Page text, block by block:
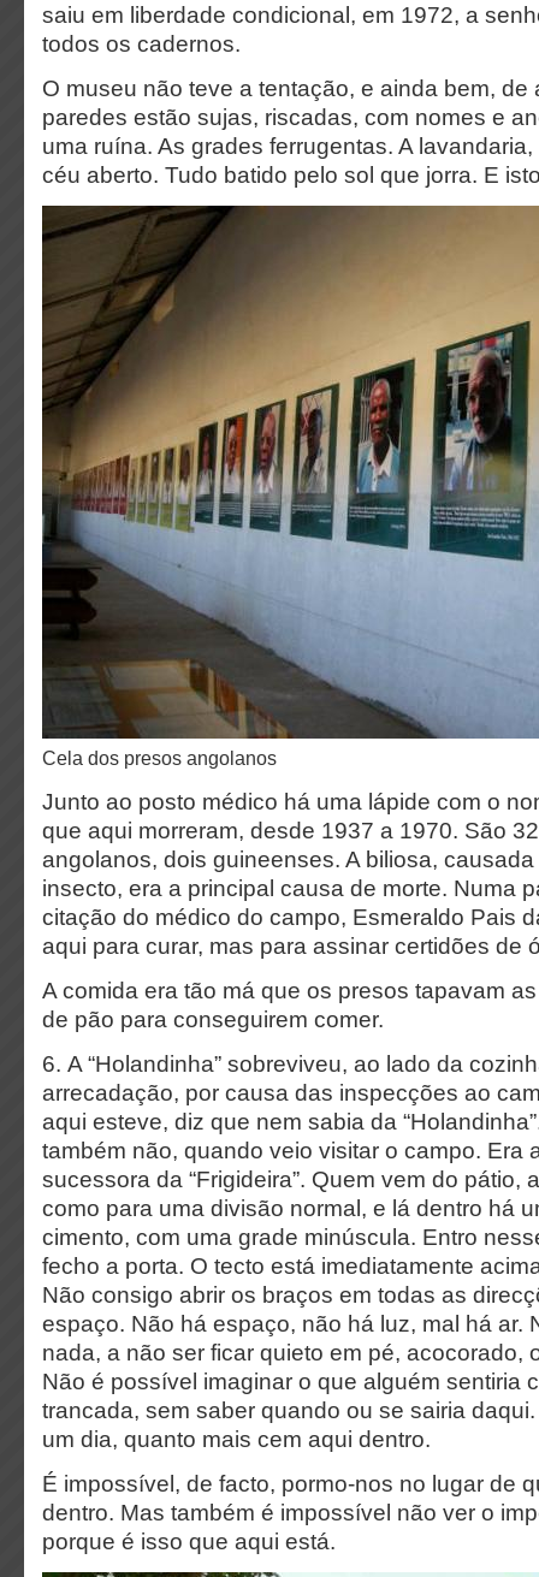
saiu em liberdade condicional, em 1972, a
todos os cadernos.
O museu não teve a tentação, e ainda bem, de
paredes estão sujas, riscadas, com nomes e
uma ruína. As grades ferrugentas. A
céu aberto. Tudo batido pelo sol que jorra. E
cela dos presos angolanos
Junto ao posto médico há uma lápide com o
que aqui morreram, desde 1937 a 1970. São
angolanos, dois guineenses. A biliosa,
insecto, era a principal causa de morte. Numa
citação do médico do campo, Esmeraldo Pais
aqui para curar, mas para assinar certidões de
A comida era tão má que os presos tapavam
de pão para conseguirem comer.
6. A “Holandinha” sobreviveu, ao lado da
arrecadação, por causa das inspecções ao
aqui esteve, diz que nem sabia da
também não, quando veio visitar o campo. Era
sucessora da “Frigideira”. Quem vem do pátio,
como para uma divisão normal, e lá dentro há
cimento, com uma grade minúscula. Entro
fecho a porta. O tecto está imediatamente
Não consigo abrir os braços em todas as
espaço. Não há espaço, não há luz, mal há ar.
nada, a não ser ficar quieto em pé, acocorado,
Não é possível imaginar o que alguém sentiria
trancada, sem saber quando ou se sairia
um dia, quanto mais cem aqui dentro.
É impossível, de facto, pormo-nos no lugar de
dentro. Mas também é impossível não ver o
porque é isso que aqui está.